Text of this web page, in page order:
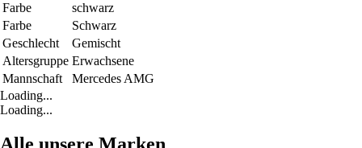
Farbe
schwarz
Farbe
Schwarz
Geschlecht
Gemischt
Altersgruppe Erwachsene
Mannschaft
Mercedes AMG
Loading...
Loading...